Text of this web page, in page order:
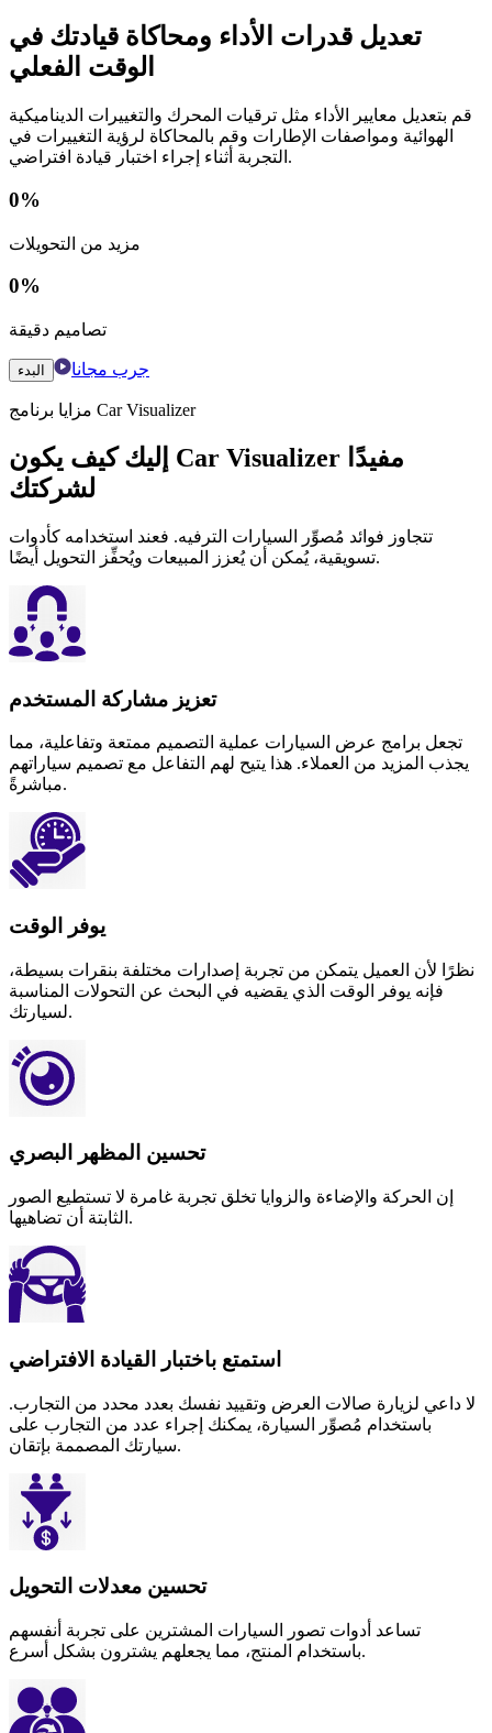
تعديل قدرات الأداء ومحاكاة قيادتك في
الوقت الفعلي
قم بتعديل معايير الأداء مثل ترقيات المحرك والتغييرات الديناميكية
الهوائية ومواصفات الإطارات وقم بالمحاكاة لرؤية التغييرات في
التجربة أثناء إجراء اختبار قيادة افتراضي.
0%
مزيد من التحويلات
0%
تصاميم دقيقة
البدء جرب مجانا
مزايا برنامج Car Visualizer
إليك كيف يكون Car Visualizer مفيدًا
لشركتك
تتجاوز فوائد مُصوِّر السيارات الترفيه. فعند استخدامه كأدوات
تسويقية، يُمكن أن يُعزز المبيعات ويُحفِّز التحويل أيضًا.
تعزيز مشاركة المستخدم
تجعل برامج عرض السيارات عملية التصميم ممتعة وتفاعلية، مما
يجذب المزيد من العملاء. هذا يتيح لهم التفاعل مع تصميم سياراتهم
مباشرةً.
يوفر الوقت
نظرًا لأن العميل يتمكن من تجربة إصدارات مختلفة بنقرات بسيطة،
فإنه يوفر الوقت الذي يقضيه في البحث عن التحولات المناسبة
لسيارتك.
تحسين المظهر البصري
إن الحركة والإضاءة والزوايا تخلق تجربة غامرة لا تستطيع الصور
الثابتة أن تضاهيها.
استمتع باختبار القيادة الافتراضي
لا داعي لزيارة صالات العرض وتقييد نفسك بعدد محدد من التجارب.
باستخدام مُصوِّر السيارة، يمكنك إجراء عدد من التجارب على
سيارتك المصممة بإتقان.
تحسين معدلات التحويل
تساعد أدوات تصور السيارات المشترين على تجربة أنفسهم
باستخدام المنتج، مما يجعلهم يشترون بشكل أسرع.